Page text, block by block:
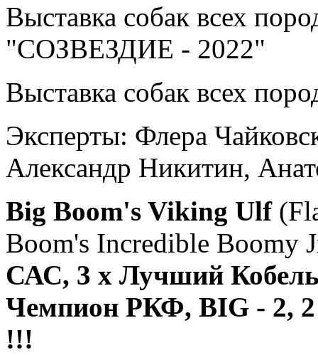
Выставка собак всех
"СОЗВЕЗДИЕ - 2022"
Выставка собак всех
Эксперты: Флера
Александр Никитин,
Big Boom's Viking Ulf
Boom's Incredible Boomy
САС, 3 х Лучший
Чемпион РКФ, BIG - 2, 2
!!!